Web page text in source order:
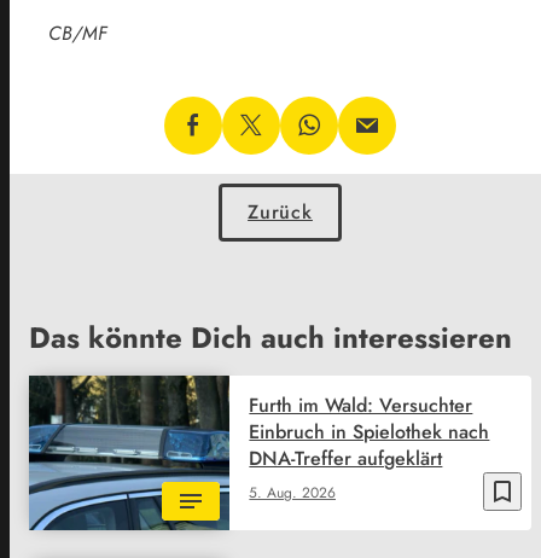
CB/MF
Zurück
Das könnte Dich auch interessieren
bookmark_border
5. Aug. 2026
Furth im Wald: Versuchter
Einbruch in Spielothek nach
DNA-Treffer aufgeklärt